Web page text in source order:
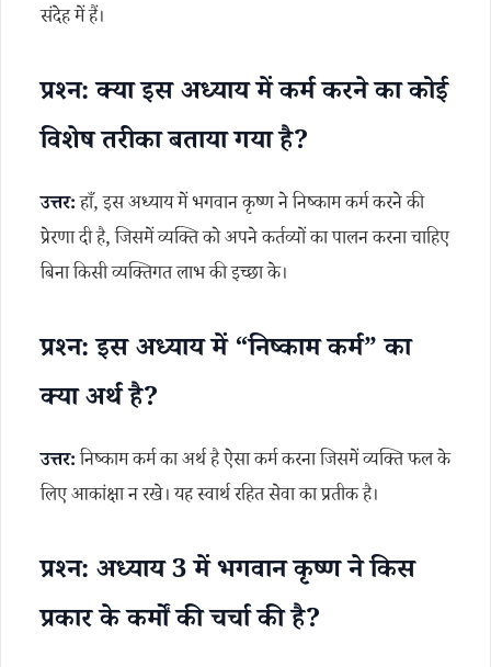
संदेह में हैं।
प्रश्न: क्या इस अध्याय में कर्म करने का कोई
विशेष तरीका बताया गया है?
उत्तर:हाँ, इस अध्याय में भगवान कृष्ण ने निष्काम कर्म करने की
प्रेरणा दी है, जिसमें व्यक्ति को अपने कर्तव्यों का पालन करना चाहिए
बिना किसी व्यक्तिगत लाभ की इच्छा के।
प्रश्न: इस अध्याय में “निष्काम कर्म” का
क्या अर्थ है?
उत्तर:निष्काम कर्म का अर्थ है ऐसा कर्म करना जिसमें व्यक्ति फल के
लिए आकांक्षा न रखे। यह स्वार्थ रहित सेवा का प्रतीक है।
प्रश्न: अध्याय 3 में भगवान कृष्ण ने किस
प्रकार के कर्मों की चर्चा की है?